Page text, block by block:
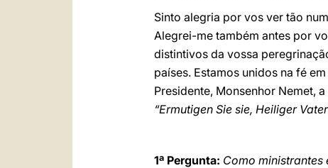
Sinto alegria por vos ver tão
Alegrei-me também antes por
distintivos da vossa
países. Estamos unidos na fé
Presidente, Monsenhor Nemet,
“Ermutigen Sie sie, Heiliger
1ª Pergunta: Como